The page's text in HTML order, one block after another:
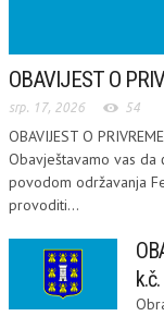
OBAVIJEST O
srp. 17, 2026 54
OBAVIJEST O
Obavještavamo vas da
povodom održavanja
provoditi...